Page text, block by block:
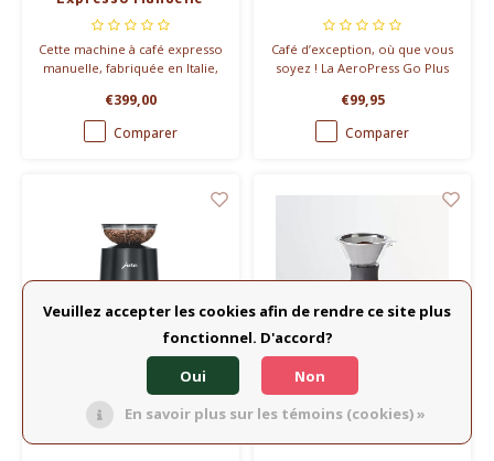
Cette machine à café expresso
manuelle, fabriquée en Italie,
un espresso parfait. Compacte
et peu encombrante, avec un
système de chauffage
€399,00
Comparer
Café d’exception, où que vous
soyez ! La AeroPress Go Plus
amertume, directement dans
un tumbler isotherme de 590
ml. Prêt en 2 minutes.
€99,95
Comparer
Jura
Asobu
Veuillez accepter les cookies afin de rendre ce site plus
fonctionnel. D'accord?
Oui
Non
En savoir plus sur les témoins (cookies) »